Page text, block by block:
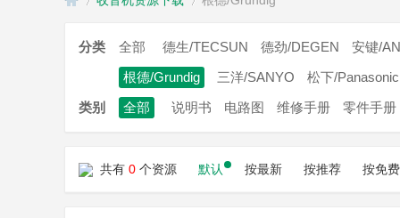
»
分类 全部 德生/TECSUN 德劲/DEGEN 安键/
根德/Grundig
三洋/SANYO 松下/Panasonic
类别
全部 说明书 电路图 维修手册 零件手册
共有 0 个资源 默认 按最新 按推荐 按免费